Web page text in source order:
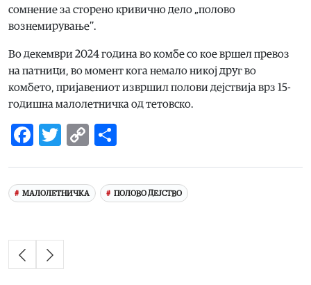
сомнение за сторено кривично дело „полово
вознемирување’’.
Во декември 2024 година во комбе со кое вршел превоз
на патници, во момент кога немало никој друг во
комбето, пријавениот извршил полови дејствија врз 15-
годишна малолетничка од тетовско.
Facebook
Twitter
Copy
МАЛОЛЕТНИЧКА ПОЛОВО ДЕЈСТВО